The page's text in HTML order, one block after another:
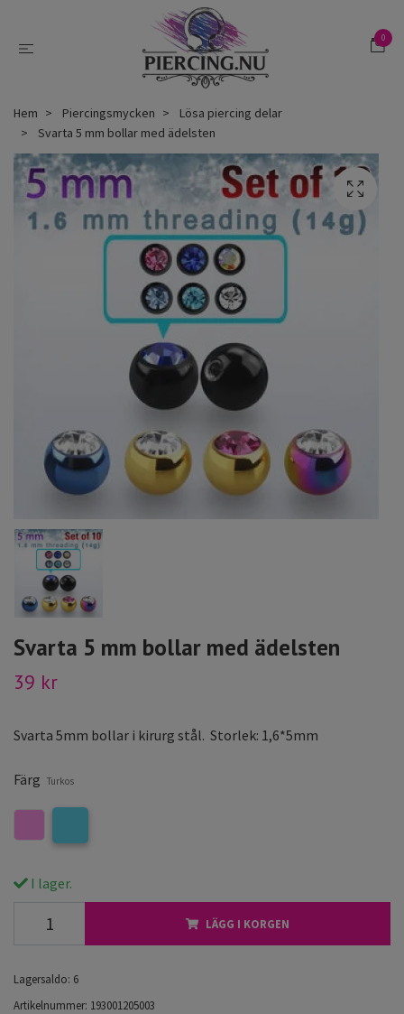
0
Hem Piercingsmycken
Lösa piercing delar
Svarta 5 mm bollar med ädelsten
Svarta 5 mm bollar med ädelsten
39 kr
Svarta 5mm bollar i kirurg stål. Storlek: 1,6*5mm
Färg Turkos
I lager.
LÄGG I KORGEN
Lagersaldo: 6
Artikelnummer: 193001205003